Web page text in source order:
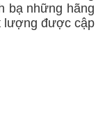
hay
bạ những hãng
lượng được cập